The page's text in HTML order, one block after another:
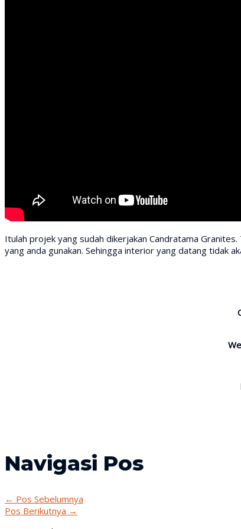
Itulah projek yang sudah dikerjakan Candratama
yang anda gunakan. Sehingga interior yang datang tidak
Navigasi Pos
← Pos Sebelumnya
Pos Berikutnya →